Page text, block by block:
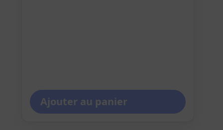
Ajouter au panier